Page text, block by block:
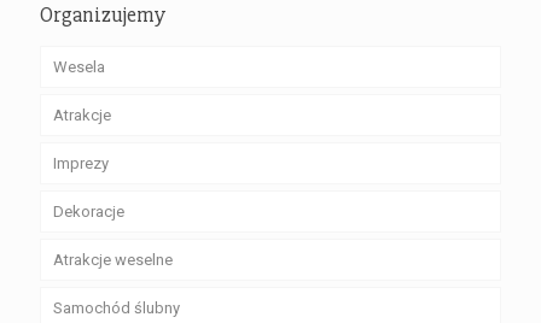
Organizujemy
Wesela
Atrakcje
Imprezy
Dekoracje
Atrakcje weselne
Samochód ślubny